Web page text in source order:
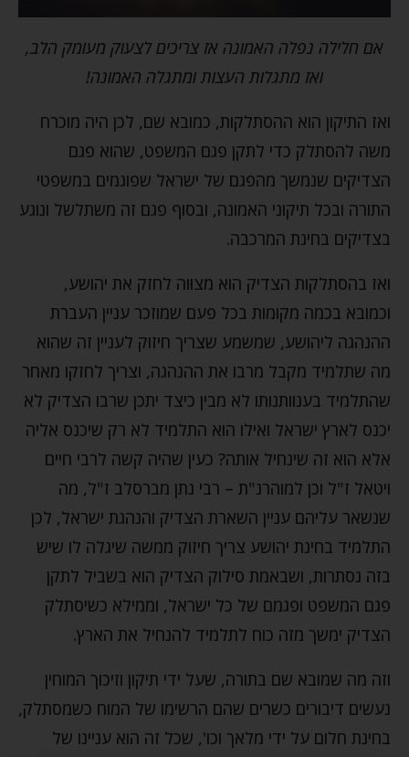
אם חלילה נפלה האמונה אז צריכים לצעוק מעומק הלב,
ואז מתגלות העצות ומתגלה האמונה!
ואז התיקון הוא ההסתלקות, כמובא שם, לכן היה מוכרח
משה להסתלק כדי לתקן פגם המשפט, שהוא פגם
הצדיקים שנמשך מהפגם של ישראל שפוגמים במשפטי
התורה ובכל תיקוני האמונה, ובסוף פגם זה משתלשל ונוגע
בצדיקים בחינת המרכבה.
ואז בהסתלקות הצדיק הוא מצוּוה לחזק את יהושע,
וכמובא בכמה מקומות בכל פעם שמוזכר עניין העברת
ההנהגה ליהושע, שמשמע שצריך חיזוק לעניין זה שהוא
מה שתלמיד מקבל מרבו את ההנהגה, וצריך לחזקו מאחר
שהתלמיד בענוותנותו לא מבין כיצד יתכן שרבו הצדיק לא
יכנס לארץ ישראל ואילו הוא התלמיד לא רק שיכנס אליה
אלא הוא זה שינחיל אותה? כעין שהיה קשה לרבי חיים
ויטאל ז"ל וכן למוהרנ"ת – רבי נתן מברסלב ז"ל, מה
שנשאר עליהם עניין השארת הצדיק והנהגת ישראל, לכן
התלמיד בחינת יהושע צריך חיזוק ממשה שיגלה לו שיש
בזה נסתרות, ושבאמת סילוק הצדיק הוא בשביל לתקן
פגם המשפט ופגמם של כל ישראל, וממילא כשיסתלק
הצדיק ימשך מזה כוח לתלמיד להנחיל את הארץ.
וזה מה שמובא שם בתורה, שעל ידי תיקון וזיכוך המוחין
נעשים דיבורים כשרים שהם הרשימו של המוח כשמסתלק,
בחינת חלום על ידי מלאך וכו', שכל זה הוא עניינו של